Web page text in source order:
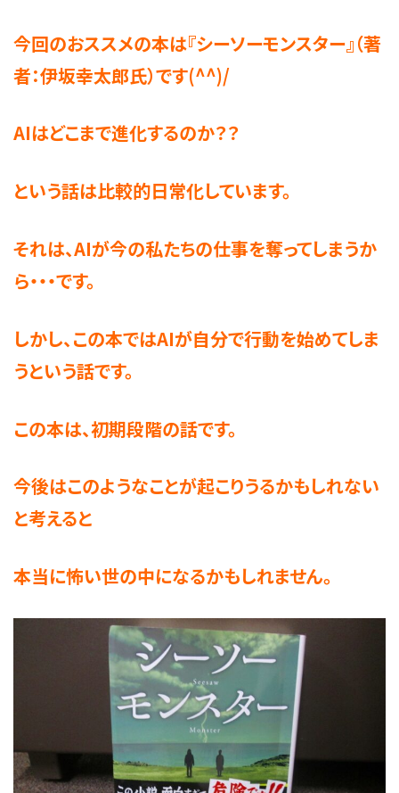
今回のおススメの本は『シーソーモンスター』（著
者：伊坂幸太郎氏）です(^^)/
AIはどこまで進化するのか？？
という話は比較的日常化しています。
それは、AIが今の私たちの仕事を奪ってしまうか
ら・・・です。
しかし、この本ではAIが自分で行動を始めてしま
うという話です。
この本は、初期段階の話です。
今後はこのようなことが起こりうるかもしれない
と考えると
本当に怖い世の中になるかもしれません。